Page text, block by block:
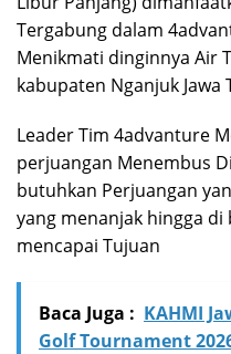
Tergabung dalam
Menikmati dinginnya Air
kabupaten Nganjuk Jawa
Leader Tim 4advanture
perjuangan Menembus
butuhkan Perjuangan
yang menanjak hingga
mencapai Tujuan
Baca Juga : KAHMI
Golf Tournament